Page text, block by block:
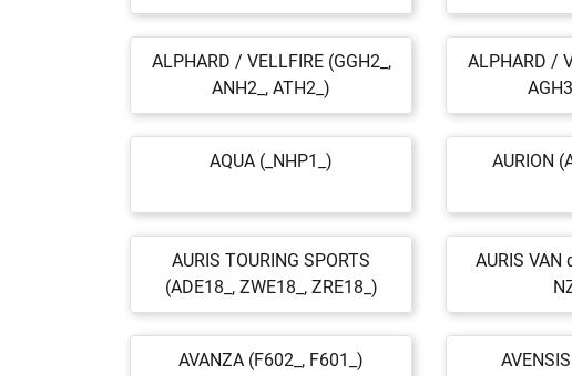
ALPHARD / VELLFIRE (GGH2_,
ANH2_, ATH2_)
ALPHARD /
AQUA (_NHP1_) AURION
AURIS TOURING SPORTS
(ADE18_, ZWE18_, ZRE18_)
AURIS VAN
AVANZA (F602_, F601_)